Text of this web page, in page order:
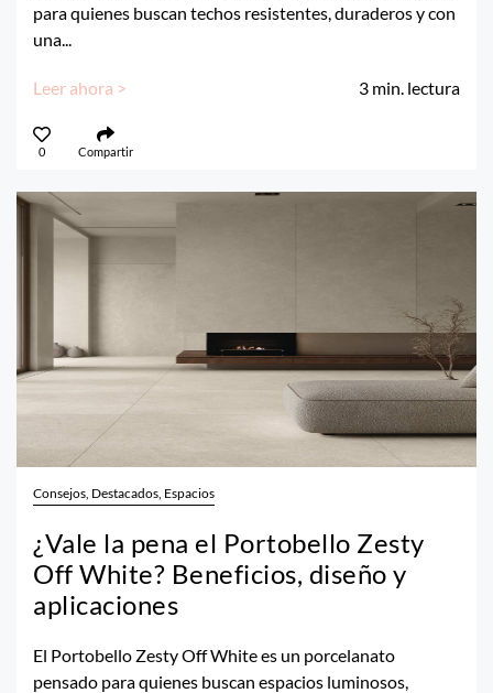
para quienes buscan techos resistentes, duraderos y con
una...
Leer ahora > 3 min. lectura
0 Compartir
Consejos, Destacados, Espacios
¿Vale la pena el Portobello Zesty
Off White? Beneficios, diseño y
aplicaciones
El Portobello Zesty Off White es un porcelanato
pensado para quienes buscan espacios luminosos,